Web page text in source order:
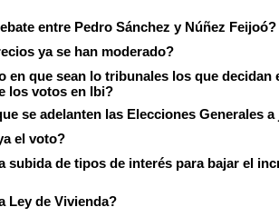
entre Pedro Sánchez y Núñez Feijoó?
ya se han moderado?
en que sean lo tribunales los que decidan
los votos en Ibi?
se adelanten las Elecciones Generales
el voto?
subida de tipos de interés para bajar el
Ley de Vivienda?